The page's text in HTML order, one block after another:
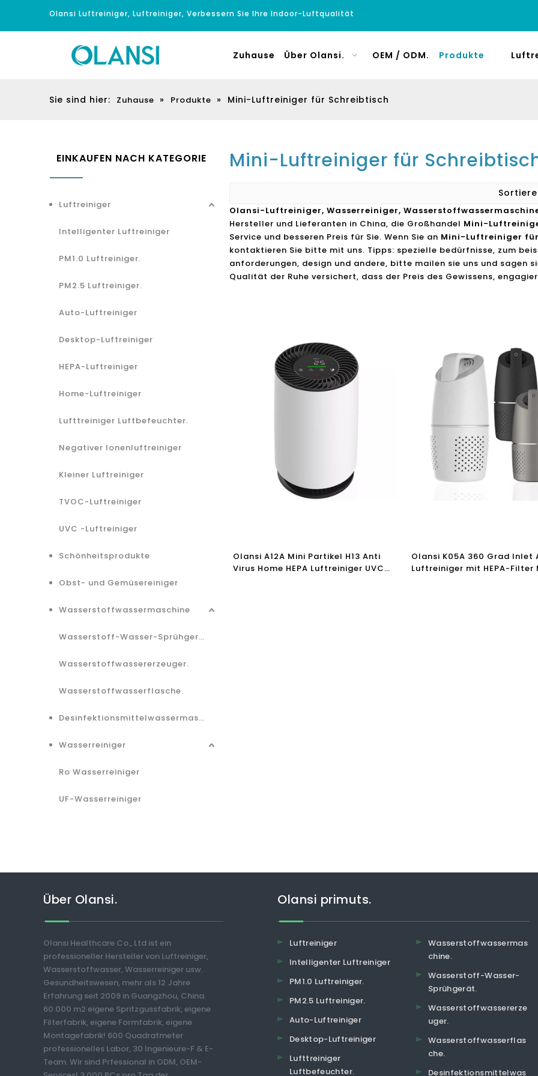
Olansi Luftreiniger, Luftreiniger, Verbessern Sie Ihre Indoor-Luftqualität
Zuhause Über Olansi. OEM / ODM. Produkte
Sie sind hier: Zuhause » Produkte » Mini-Luftreiniger für Schreibtisch
EINKAUFEN NACH KATEGORIE
Luftreiniger
Intelligenter Luftreiniger
PM1.0 Luftreiniger.
PM2.5 Luftreiniger.
Auto-Luftreiniger
Desktop-Luftreiniger
HEPA-Luftreiniger
Home-Luftreiniger
Lufttreiniger Luftbefeuchter.
Negativer Ionenluftreiniger
Kleiner Luftreiniger
TVOC-Luftreiniger
UVC -Luftreiniger
Schönheitsprodukte
Obst- und Gemüsereiniger
Wasserstoffwassermaschine
Wasserstoff-Wasser-Sprühgerät.
Wasserstoffwassererzeuger.
Wasserstoffwasserflasche.
Desinfektionsmittelwassermaschine.
Wasserreiniger
Ro Wasserreiniger
UF-Wasserreiniger
Mini-Luftreiniger für
Olansi-Luftreiniger, Wasserreiniger,
Hersteller und Lieferanten in China, die Großhandel Mini-
Service und besseren Preis für Sie. Wenn Sie an Mini-Luftreiniger
kontaktieren Sie bitte mit uns. Tipps: spezielle bedürfnisse, zum
anforderungen, design und andere, bitte mailen sie uns und sagen
Qualität der Ruhe versichert, dass der Preis des Gewissens,
Olansi A12A Mini Partikel H13 Anti
Virus Home HEPA Luftreiniger UVC
Olansi K05A 360 Grad Inlet
Luftreiniger mit HEPA-Filter
Über Olansi.
Olansi Healthcare Co., Ltd ist ein
professioneller Hersteller von Luftreiniger,
Wasserstoffwasser, Wasserreiniger usw.
Gesundheitswesen, mehr als 12 Jahre
Erfahrung seit 2009 in Guangzhou, China.
60.000 m2 eigene Spritzgussfabrik, eigene
Filterfabrik, eigene Formfabrik, eigene
Montagefabrik! 600 Quadratmeter
professionelles Labor, 30 Ingenieure-F & E-
Team. Wir sind Prfessional in ODM, OEM-
Olansi primuts.
Luftreiniger
Intelligenter Luftreiniger
PM1.0 Luftreiniger.
PM2.5 Luftreiniger.
Auto-Luftreiniger
Desktop-Luftreiniger
Lufttreiniger
Luftbefeuchter.
Wasserstoffwassermas
chine.
Wasserstoff-Wasser-
Sprühgerät.
Wasserstoffwassererze
uger.
Wasserstoffwasserflas
che.
Desinfektionsmittelwas